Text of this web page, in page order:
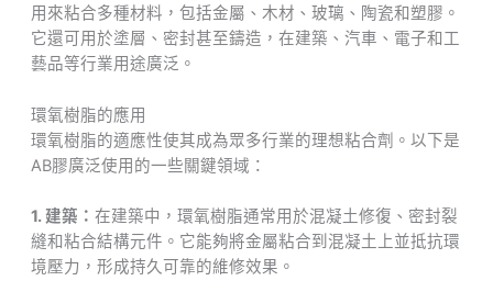
用來粘合多種材料，包括金屬、木材、玻璃、陶瓷和塑膠。
它還可用於塗層、密封甚至鑄造，在建築、汽車、電子和工
藝品等行業用途廣泛。
環氧樹脂的應用
環氧樹脂的適應性使其成為眾多行業的理想粘合劑。以下是
AB膠廣泛使用的一些關鍵領域：
1. 建築： 在建築中，環氧樹脂通常用於混凝土修復、密封裂
縫和粘合結構元件。它能夠將金屬粘合到混凝土上並抵抗環
境壓力，形成持久可靠的維修效果。